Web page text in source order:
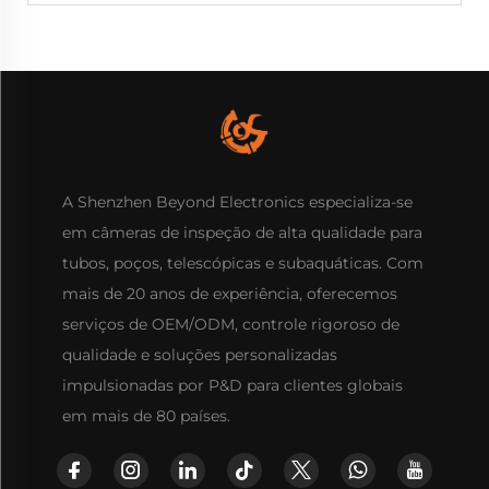
A Shenzhen Beyond Electronics especializa-se
em câmeras de inspeção de alta qualidade para
tubos, poços, telescópicas e subaquáticas. Com
mais de 20 anos de experiência, oferecemos
serviços de OEM/ODM, controle rigoroso de
qualidade e soluções personalizadas
impulsionadas por P&D para clientes globais
em mais de 80 países.